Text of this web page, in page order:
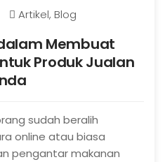
Artikel, Blog
Membuat
Produk Jualan
sudah beralih
online atau biasa
pengantar makanan